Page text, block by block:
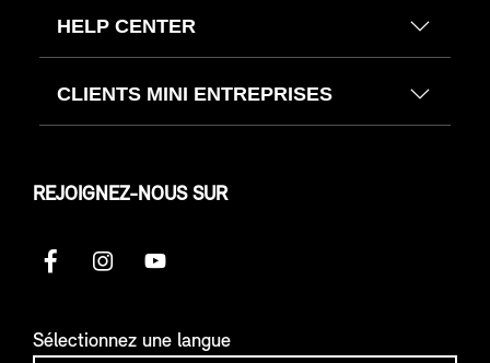
HELP CENTER
CLIENTS MINI ENTREPRISES
REJOIGNEZ-NOUS SUR
Sélectionnez une langue